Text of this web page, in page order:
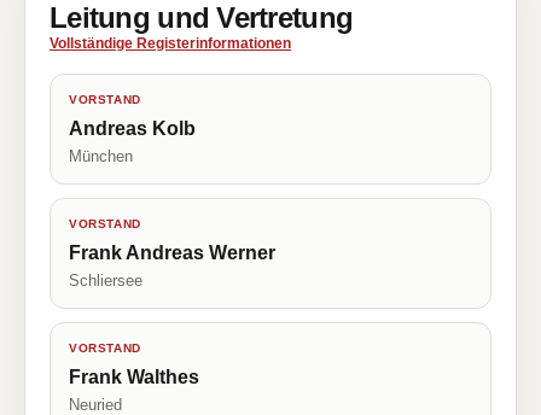
Leitung und Vertretung
Vollständige Registerinformationen
VORSTAND
Andreas Kolb
München
VORSTAND
Frank Andreas Werner
Schliersee
VORSTAND
Frank Walthes
Neuried